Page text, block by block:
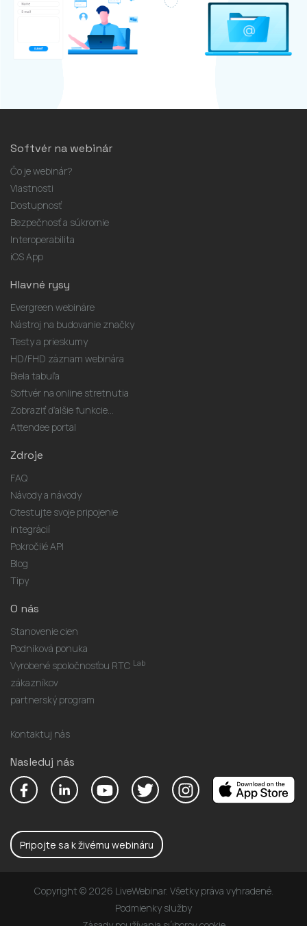
Softvér na webinár
Čo je webinár?
Vlastnosti
Dostupnosť
Bezpečnosť a súkromie
Interoperabilita
iOS App
Hlavné rysy
Evergreen webináre
Nástroj na budovanie značky
Testy a prieskumy
HD/FHD záznam webinára
Biela tabuľa
Softvér na online stretnutia
Zobraziť ďalšie funkcie...
Attendee portal
Zdroje
FAQ
Návody a návody
Otestujte svoje pripojenie
integrácií
Pokročilé API
Blog
Tipy
O nás
Stanovenie cien
Podniková ponuka
Vyrobené spoločnosťou RTC Lab
zákazníkov
partnerský program
Kontaktuj nás
Nasleduj nás
Pripojte sa k živému webináru
Copyright © 2026 LiveWebinar. Všetky práva vyhradené.
Podmienky služby